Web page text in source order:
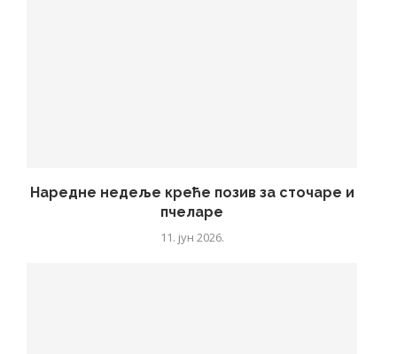
Наредне недеље креће позив за сточаре и
пчеларе
11. јун 2026.